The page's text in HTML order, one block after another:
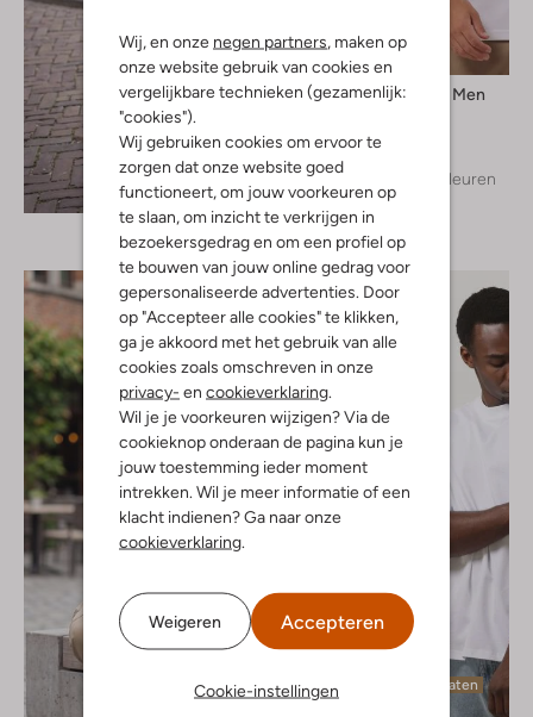
Wij, en onze negen partners, maken op
onze website gebruik van cookies en
vergelijkbare technieken (gezamenlijk:
"cookies").
Wij gebruiken cookies om ervoor te
zorgen dat onze website goed
functioneert, om jouw voorkeuren op
te slaan, om inzicht te verkrijgen in
bezoekersgedrag en om een profiel op
te bouwen van jouw online gedrag voor
gepersonaliseerde advertenties. Door
op "Accepteer alle cookies" te klikken,
ga je akkoord met het gebruik van alle
cookies zoals omschreven in onze
privacy- en cookieverklaring.
Wil je je voorkeuren wijzigen? Via de
cookieknop onderaan de pagina kun je
jouw toestemming ieder moment
intrekken. Wil je meer informatie of een
klacht indienen? Ga naar onze
cookieverklaring.
Weigeren Accepteren
Cookie-instellingen
Ontdek de look
Selected Men
€ 29,99
+ meer kleuren
Laatste maten